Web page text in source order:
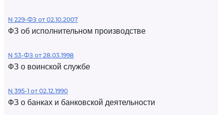
N 229-ФЗ от 02.10.2007
ФЗ об исполнительном производстве
N 53-ФЗ от 28.03.1998
ФЗ о воинской службе
N 395-1 от 02.12.1990
ФЗ о банках и банковской деятельности